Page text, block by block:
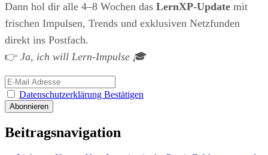
Dann hol dir alle 4–8 Wochen das LernXP-Update mit
frischen Impulsen, Trends und exklusiven Netzfunden
direkt ins Postfach.
👉 Ja, ich will Lern-Impulse 🎓
Datenschutzerklärung Bestätigen
Beitragsnavigation